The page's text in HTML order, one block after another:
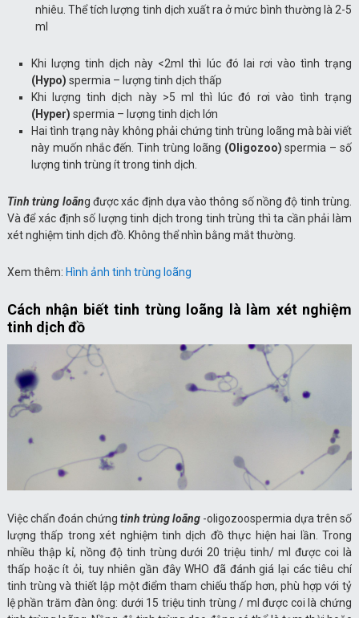
nhiêu. Thể tích lượng tinh dịch xuất ra ở mức bình thường là 2-5
ml
Khi lượng tinh dịch này <2ml thì lúc đó lai rơi vào tình trạng
(Hypo) spermia – lượng tinh dịch thấp
Khi lượng tinh dịch này >5 ml thì lúc đó rơi vào tình trạng
(Hyper) spermia – lượng tinh dịch lớn
Hai tình trạng này không phải chứng tinh trùng loãng mà bài viết
này muốn nhắc đến. Tinh trùng loãng (Oligozoo) spermia – số
lượng tinh trùng ít trong tinh dịch.
Tinh trùng loãng được xác định dựa vào thông số nồng độ tinh trùng.
Và để xác định số lượng tinh dịch trong tinh trùng thì ta cần phải làm
xét nghiệm tinh dịch đồ. Không thể nhìn bằng mắt thường.
Xem thêm: Hình ảnh tinh trùng loãng
Cách nhận biết tinh trùng loãng là làm xét nghiệm
tinh dịch đồ
Việc chẩn đoán chứng tinh trùng loãng -oligozoospermia dựa trên số
lượng thấp trong xét nghiệm tinh dịch đồ thực hiện hai lần. Trong
nhiều thập kỉ, nồng độ tinh trùng dưới 20 triệu tinh/ ml được coi là
thấp hoặc ít ỏi, tuy nhiên gần đây WHO đã đánh giá lại các tiêu chí
tinh trùng và thiết lập một điểm tham chiếu thấp hơn, phù hợp với tỷ
lệ phần trăm đàn ông: dưới 15 triệu tinh trùng / ml được coi là chứng